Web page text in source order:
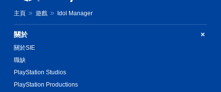
主頁 遊戲 Idol Manager
關於
關於SIE
職缺
PlayStation Studios
PlayStation Productions